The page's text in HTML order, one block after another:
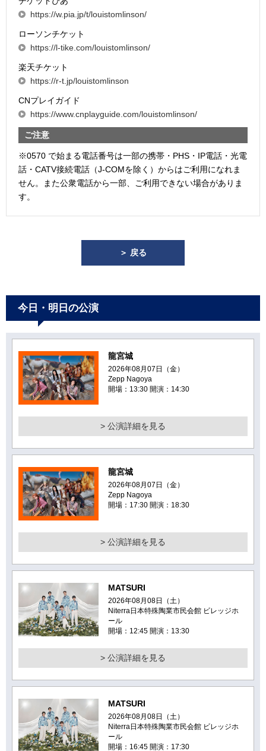
https://w.pia.jp/t/louistomlinson/
ローソンチケット
https://l-tike.com/louistomlinson/
楽天チケット
https://r-t.jp/louistomlinson
CNプレイガイド
https://www.cnplayguide.com/louistomlinson/
ご注意
※0570 で始まる電話番号は一部の携帯・PHS・IP電話・光電
話・CATV接続電話（J-COMを除く）からはご利用になれま
せん。また公衆電話から一部、ご利用できない場合がありま
す。
＞ 戻る
今日・明日の公演
龍宮城
2026年08月07日（金）
Zepp Nagoya
開場：13:30 開演：14:30
> 公演詳細を見る
龍宮城
2026年08月07日（金）
Zepp Nagoya
開場：17:30 開演：18:30
> 公演詳細を見る
MATSURI
2026年08月08日（土）
Niterra日本特殊陶業市民会館 ビレッジホ
ール
開場：12:45 開演：13:30
> 公演詳細を見る
MATSURI
2026年08月08日（土）
Niterra日本特殊陶業市民会館 ビレッジホ
ール
開場：16:45 開演：17:30